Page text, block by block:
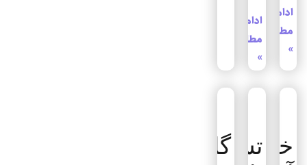
ادامه
مطلب
»
ادامه
مطلب
»
خبرنگار
تشییعگاردین: